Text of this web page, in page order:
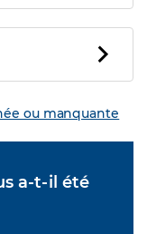
ou manquante
a-t-il été